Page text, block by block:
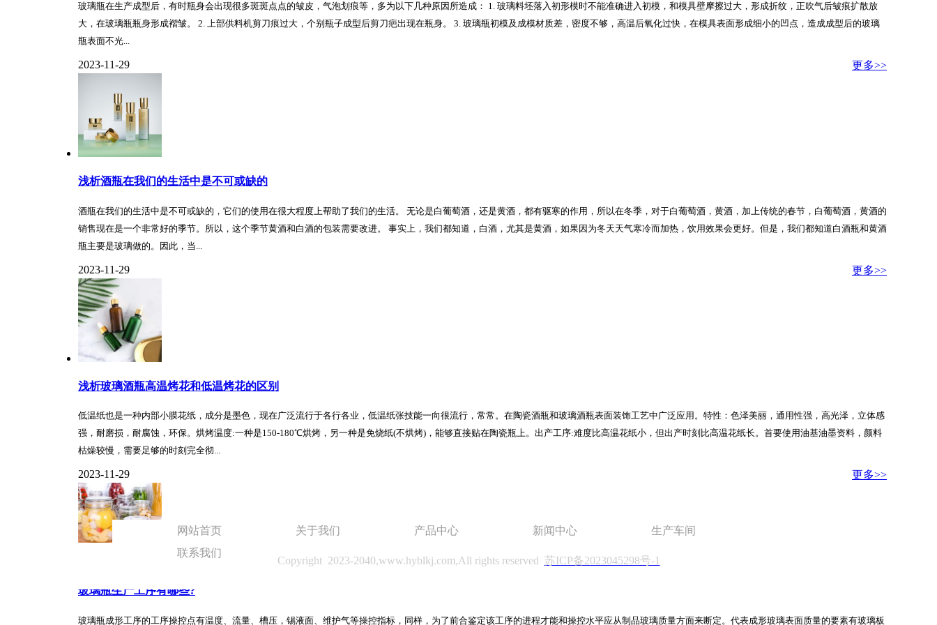
玻璃瓶在生产成型后，有时瓶身会出现很多斑斑点点的皱皮，气泡划痕等，多为以下几种原因所造成： 1. 玻璃料坯落入初形模时不能准确进入初模，和模具壁摩擦过大，形成折纹，正吹气后皱痕扩散放
大，在玻璃瓶瓶身形成褶皱。 2. 上部供料机剪刀痕过大，个别瓶子成型后剪刀疤出现在瓶身。 3. 玻璃瓶初模及成模材质差，密度不够，高温后氧化过快，在模具表面形成细小的凹点，造成成型后的玻璃
瓶表面不光...
2023-11-29 更多>>
浅析酒瓶在我们的生活中是不可或缺的
酒瓶在我们的生活中是不可或缺的，它们的使用在很大程度上帮助了我们的生活。 无论是白葡萄酒，还是黄酒，都有驱寒的作用，所以在冬季，对于白葡萄酒，黄酒，加上传统的春节，白葡萄酒，黄酒的
销售现在是一个非常好的季节。所以，这个季节黄酒和白酒的包装需要改进。 事实上，我们都知道，白酒，尤其是黄酒，如果因为冬天天气寒冷而加热，饮用效果会更好。但是，我们都知道白酒瓶和黄酒
瓶主要是玻璃做的。因此，当...
2023-11-29 更多>>
浅析玻璃酒瓶高温烤花和低温烤花的区别
低温纸也是一种内部小膜花纸，成分是墨色，现在广泛流行于各行各业，低温纸张技能一向很流行，常常。在陶瓷酒瓶和玻璃酒瓶表面装饰工艺中广泛应用。特性：色泽美丽，通用性强，高光泽，立体感
强，耐磨损，耐腐蚀，环保。烘烤温度:一种是150-180℃烘烤，另一种是免烧纸(不烘烤)，能够直接贴在陶瓷瓶上。出产工序:难度比高温花纸小，但出产时刻比高温花纸长。首要使用油基油墨资料，颜料
枯燥较慢，需要足够的时刻完全彻...
2023-11-29 更多>>
玻璃瓶生产工序有哪些?
玻璃瓶成形工序的工序操控点有温度、流量、槽压，锡液面、维护气等操控指标，同样，为了前合鉴定该工序的进程才能和操控水平应从制品玻璃质量方面来断定。代表成形玻璃表面质量的要素有玻璃板
Copyright 2023-2040,www.hyblkj.com,All rights reserved 苏ICP备2023045298号-1
网站首页 关于我们 产品中心 新闻中心
生产车间
联系我们